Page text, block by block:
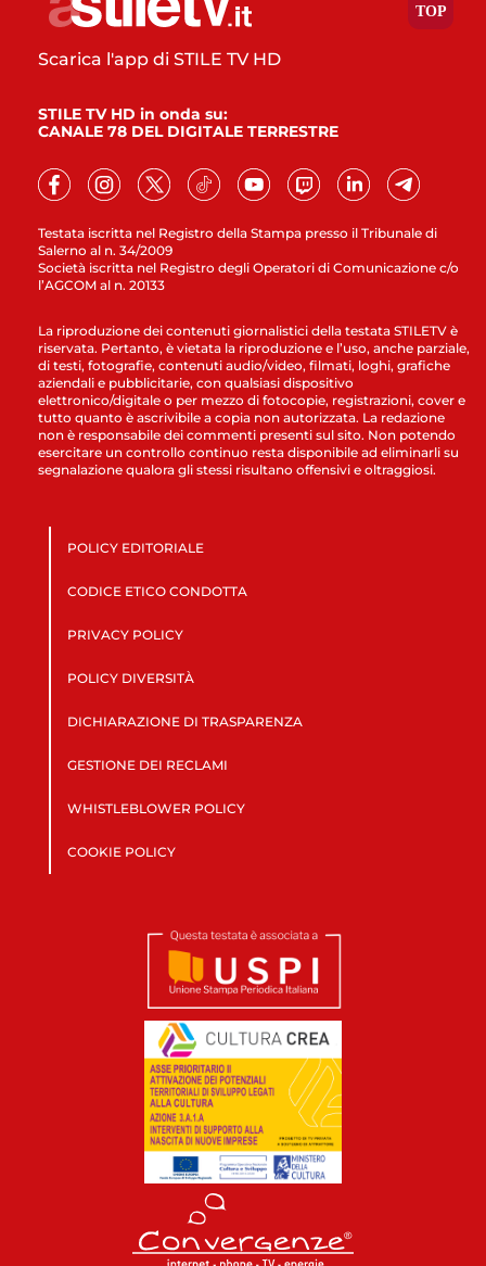
Testata iscritta nel Registro della Stampa presso il Tribunale di
Salerno al n. 34/2009
Società iscritta nel Registro degli Operatori di Comunicazione c/o
l’AGCOM al n. 20133
Scarica l'app di STILE TV HD
STILE TV HD in onda su:
CANALE 78 DEL DIGITALE TERRESTRE
La riproduzione dei contenuti giornalistici della testata STILETV è
riservata. Pertanto, è vietata la riproduzione e l’uso, anche parziale,
di testi, fotografie, contenuti audio/video, filmati, loghi, grafiche
aziendali e pubblicitarie, con qualsiasi dispositivo
elettronico/digitale o per mezzo di fotocopie, registrazioni, cover e
tutto quanto è ascrivibile a copia non autorizzata. La redazione
non è responsabile dei commenti presenti sul sito. Non potendo
esercitare un controllo continuo resta disponibile ad eliminarli su
segnalazione qualora gli stessi risultano offensivi e oltraggiosi.
POLICY EDITORIALE
CODICE ETICO CONDOTTA
PRIVACY POLICY
POLICY DIVERSITÀ
DICHIARAZIONE DI TRASPARENZA
GESTIONE DEI RECLAMI
WHISTLEBLOWER POLICY
COOKIE POLICY